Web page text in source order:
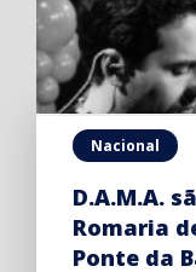
Nacional
D.A.M.A.
Romaria
Ponte da